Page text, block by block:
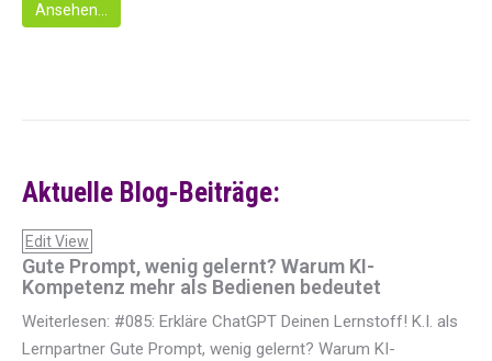
Ansehen...
Aktuelle Blog-Beiträge:
Edit View
Gute Prompt, wenig gelernt? Warum KI-
Kompetenz mehr als Bedienen bedeutet
Weiterlesen: #085: Erkläre ChatGPT Deinen Lernstoff! K.I. als
Lernpartner Gute Prompt, wenig gelernt? Warum KI-